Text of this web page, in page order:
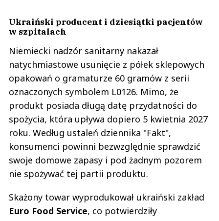
Ukraiński producent i dziesiątki pacjentów
w szpitalach
Niemiecki nadzór sanitarny nakazał
natychmiastowe usunięcie z półek sklepowych
opakowań o gramaturze 60 gramów z serii
oznaczonych symbolem L0126. Mimo, że
produkt posiada długą datę przydatności do
spożycia, która upływa dopiero 5 kwietnia 2027
roku. Według ustaleń dziennika "Fakt",
konsumenci powinni bezwzględnie sprawdzić
swoje domowe zapasy i pod żadnym pozorem
nie spożywać tej partii produktu.
Skażony towar wyprodukował ukraiński zakład
Euro Food Service, co potwierdziły